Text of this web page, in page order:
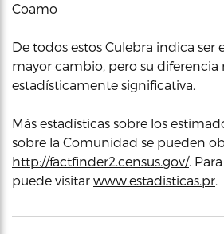
Coamo
De todos estos Culebra indica
mayor cambio, pero su diferencia
estadísticamente significativa.
Más estadísticas sobre los
sobre la Comunidad se pueden
http://factfinder2.census.gov/.
puede visitar www.estadisticas.pr.